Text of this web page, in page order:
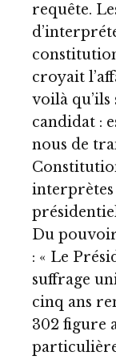
requête.
croyait
voilà
candidat :
nous de
interprètes
Du
: « Le
suffrage
cinq ans
302 figure